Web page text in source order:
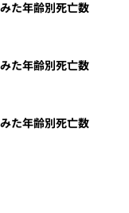
た年齢別死亡数
た年齢別死亡数
た年齢別死亡数